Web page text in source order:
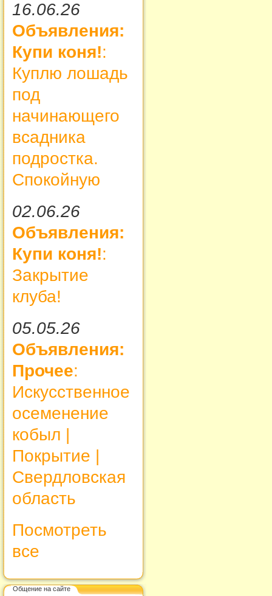
16.06.26
Объявления:
Купи коня!:
Куплю лошадь
под
начинающего
всадника
подростка.
Спокойную
02.06.26
Объявления:
Купи коня!:
Закрытие
клуба!
05.05.26
Объявления:
Прочее:
Искусственное
осеменение
кобыл |
Покрытие |
Свердловская
область
Посмотреть
все
Общение на сайте